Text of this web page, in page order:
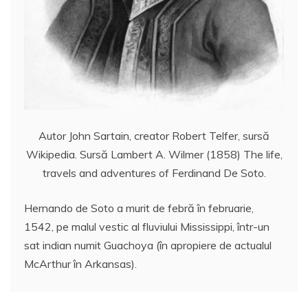
Autor John Sartain, creator Robert Telfer, sursă
Wikipedia. Sursă Lambert A. Wilmer (1858) The life,
travels and adventures of Ferdinand De Soto.
Hernando de Soto a murit de febră în februarie,
1542, pe malul vestic al fluviului Mississippi, într-un
sat indian numit Guachoya (în apropiere de actualul
McArthur în Arkansas).